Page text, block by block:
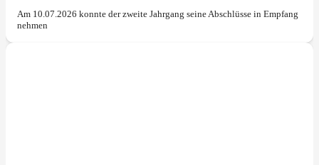
Am 10.07.2026 konnte der zweite Jahrgang seine Abschlüsse in Empfang
nehmen